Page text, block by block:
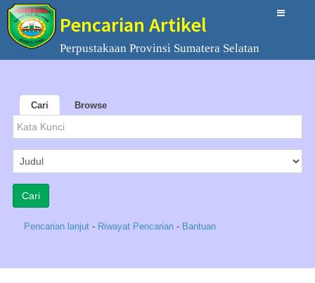
Pencarian Artikel
Perpustakaan Provinsi Sumatera Selatan
Cari Browse
Pencarian lanjut - Riwayat Pencarian - Bantuan